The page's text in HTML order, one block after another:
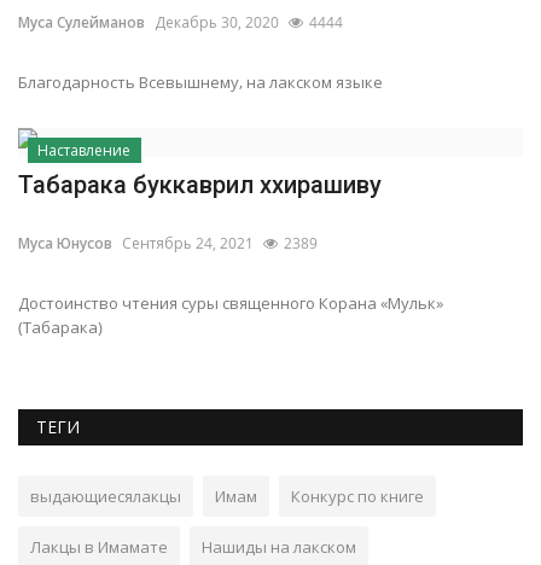
Муса Сулейманов Декабрь 30, 2020 4444
Благодарность Всевышнему, на лакском языке
Наставление
Табарака буккаврил ххирашиву
Муса Юнусов Сентябрь 24, 2021 2389
Достоинство чтения суры священного Корана «Мульк‎»‎
(Табарака)
ТЕГИ
выдающиесялакцы Имам Конкурс по книге
Лакцы в Имамате Нашиды на лакском